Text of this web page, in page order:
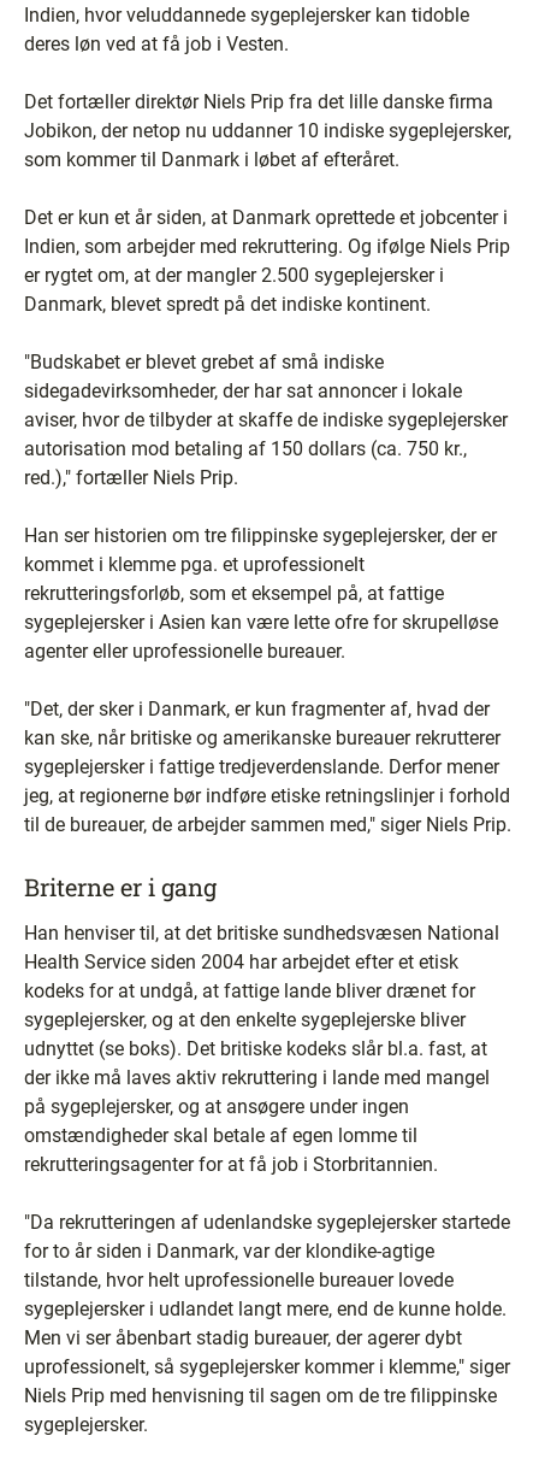
Indien, hvor veluddannede sygeplejersker kan tidoble
deres løn ved at få job i Vesten.
Det fortæller direktør Niels Prip fra det lille danske firma
Jobikon, der netop nu uddanner 10 indiske sygeplejersker,
som kommer til Danmark i løbet af efteråret.
Det er kun et år siden, at Danmark oprettede et jobcenter i
Indien, som arbejder med rekruttering. Og ifølge Niels Prip
er rygtet om, at der mangler 2.500 sygeplejersker i
Danmark, blevet spredt på det indiske kontinent.
"Budskabet er blevet grebet af små indiske
sidegadevirksomheder, der har sat annoncer i lokale
aviser, hvor de tilbyder at skaffe de indiske sygeplejersker
autorisation mod betaling af 150 dollars (ca. 750 kr.,
red.)," fortæller Niels Prip.
Han ser historien om tre filippinske sygeplejersker, der er
kommet i klemme pga. et uprofessionelt
rekrutteringsforløb, som et eksempel på, at fattige
sygeplejersker i Asien kan være lette ofre for skrupelløse
agenter eller uprofessionelle bureauer.
"Det, der sker i Danmark, er kun fragmenter af, hvad der
kan ske, når britiske og amerikanske bureauer rekrutterer
sygeplejersker i fattige tredjeverdenslande. Derfor mener
jeg, at regionerne bør indføre etiske retningslinjer i forhold
til de bureauer, de arbejder sammen med," siger Niels Prip.
Briterne er i gang
Han henviser til, at det britiske sundhedsvæsen National
Health Service siden 2004 har arbejdet efter et etisk
kodeks for at undgå, at fattige lande bliver drænet for
sygeplejersker, og at den enkelte sygeplejerske bliver
udnyttet (se boks). Det britiske kodeks slår bl.a. fast, at
der ikke må laves aktiv rekruttering i lande med mangel
på sygeplejersker, og at ansøgere under ingen
omstændigheder skal betale af egen lomme til
rekrutteringsagenter for at få job i Storbritannien.
"Da rekrutteringen af udenlandske sygeplejersker startede
for to år siden i Danmark, var der klondike-agtige
tilstande, hvor helt uprofessionelle bureauer lovede
sygeplejersker i udlandet langt mere, end de kunne holde.
Men vi ser åbenbart stadig bureauer, der agerer dybt
uprofessionelt, så sygeplejersker kommer i klemme," siger
Niels Prip med henvisning til sagen om de tre filippinske
sygeplejersker.